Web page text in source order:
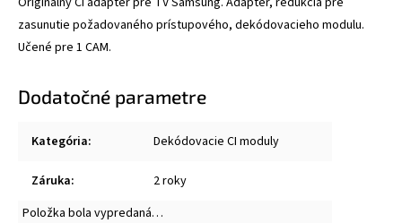
zasunutie požadovaného prístupového, dekódovacieho modulu.
Učené pre 1 CAM.
Dodatočné parametre
Kategória: Dekódovacie CI moduly
Záruka:
2 roky
Položka bola vypredaná…